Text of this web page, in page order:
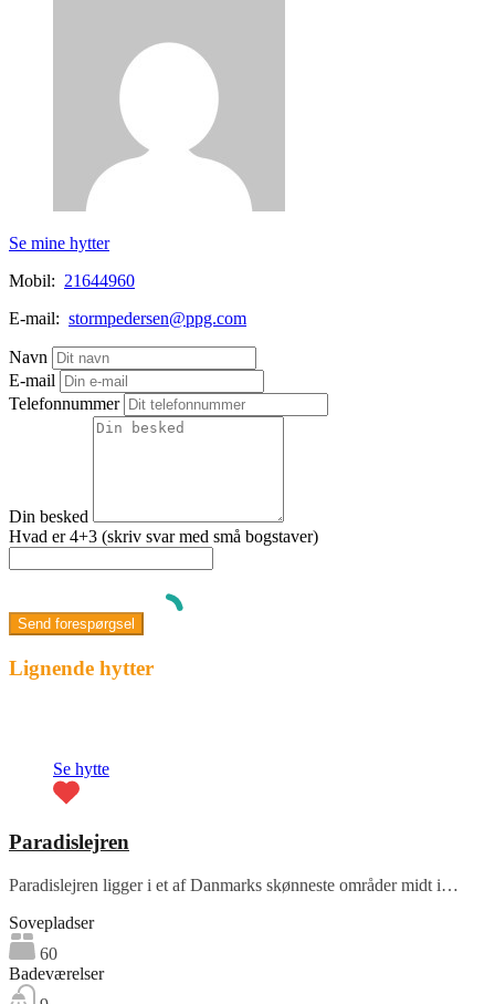
Se mine hytter
Mobil: 21644960
E-mail: stormpedersen@ppg.com
Navn
E-mail
Telefonnummer
Din besked
Hvad er 4+3 (skriv svar med små bogstaver)
Lignende hytter
Se hytte
Paradislejren
Paradislejren ligger i et af Danmarks skønneste områder midt i…
Sovepladser
60
Badeværelser